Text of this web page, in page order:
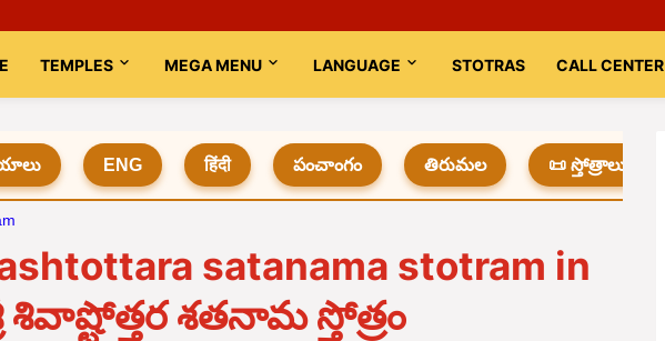
TEMPLES MEGA MENU LANGUAGE STOTRAS CALL CENTER
ENG हिंदी పంచాంగం తిరుమల 📜 స్తోత్రాలు
satanama stotram in
శివాష్టోత్తర శతనామ స్తోత్రం